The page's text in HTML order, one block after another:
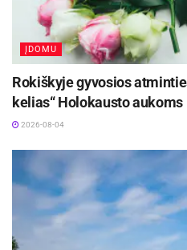
ĮDOMU
Rokiškyje gyvosios
kelias“ Holokausto
2026-08-04